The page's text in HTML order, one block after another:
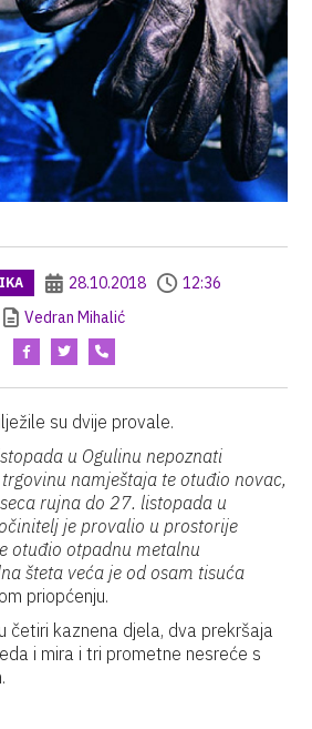
28.10.2018
12:36
Vedran Mihalić
su dvije provale.
u Ogulinu nepoznati
namještaja te otuđio novac,
rujna do 27. listopada u
je provalio u prostorije
otuđio otpadnu metalnu
šteta veća je od osam tisuća
priopćenju.
četiri kaznena djela, dva prekršaja
i mira i tri prometne nesreće s